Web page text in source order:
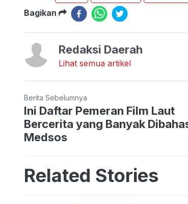
Bagikan
Redaksi Daerah
Lihat semua artikel
Berita Sebelumnya
Ini Daftar Pemeran Film Laut
Bercerita yang Banyak
Medsos
Related Stories